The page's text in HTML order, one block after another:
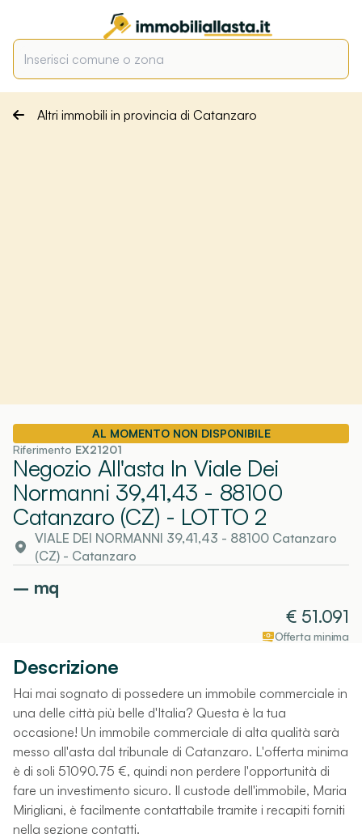
Altri immobili in provincia di Catanzaro
AL MOMENTO NON DISPONIBILE
Riferimento EX21201
Negozio All'asta In Viale Dei
Normanni 39,41,43 - 88100
Catanzaro (CZ) - LOTTO 2
VIALE DEI NORMANNI 39,41,43 - 88100 Catanzaro
(CZ)- Catanzaro
– mq
€ 51.091
Offerta minima
Descrizione
Hai mai sognato di possedere un immobile commerciale in
una delle città più belle d'Italia? Questa è la tua
occasione! Un immobile commerciale di alta qualità sarà
messo all'asta dal tribunale di Catanzaro. L'offerta minima
è di soli 51090.75 €, quindi non perdere l'opportunità di
fare un investimento sicuro. Il custode dell'immobile, Maria
Mirigliani, è facilmente contattabile tramite i recapiti forniti
nella sezione contatti.